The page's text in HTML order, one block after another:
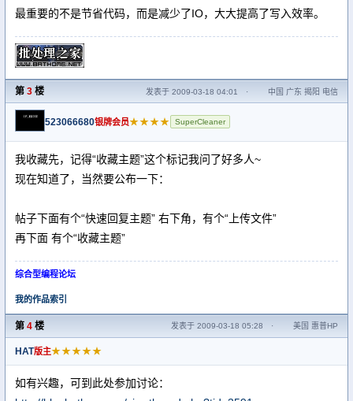
最重要的不是节省代码，而是减少了IO，大大提高了写入效率。
第 3 楼 发表于 2009-03-18 04:01 · 中国 广东 揭阳 电信
523066680银牌会员★★★★ SuperCleaner
我收藏先，记得“收藏主题”这个标记我问了好多人~
现在知道了，当然要公布一下：
帖子下面有个“快速回复主题” 右下角，有个“上传文件”
再下面 有个“收藏主题”
综合型编程论坛
我的作品索引
第 4 楼 发表于 2009-03-18 05:28 · 美国 惠普HP
HAT版主★★★★★
如有兴趣，可到此处参加讨论：